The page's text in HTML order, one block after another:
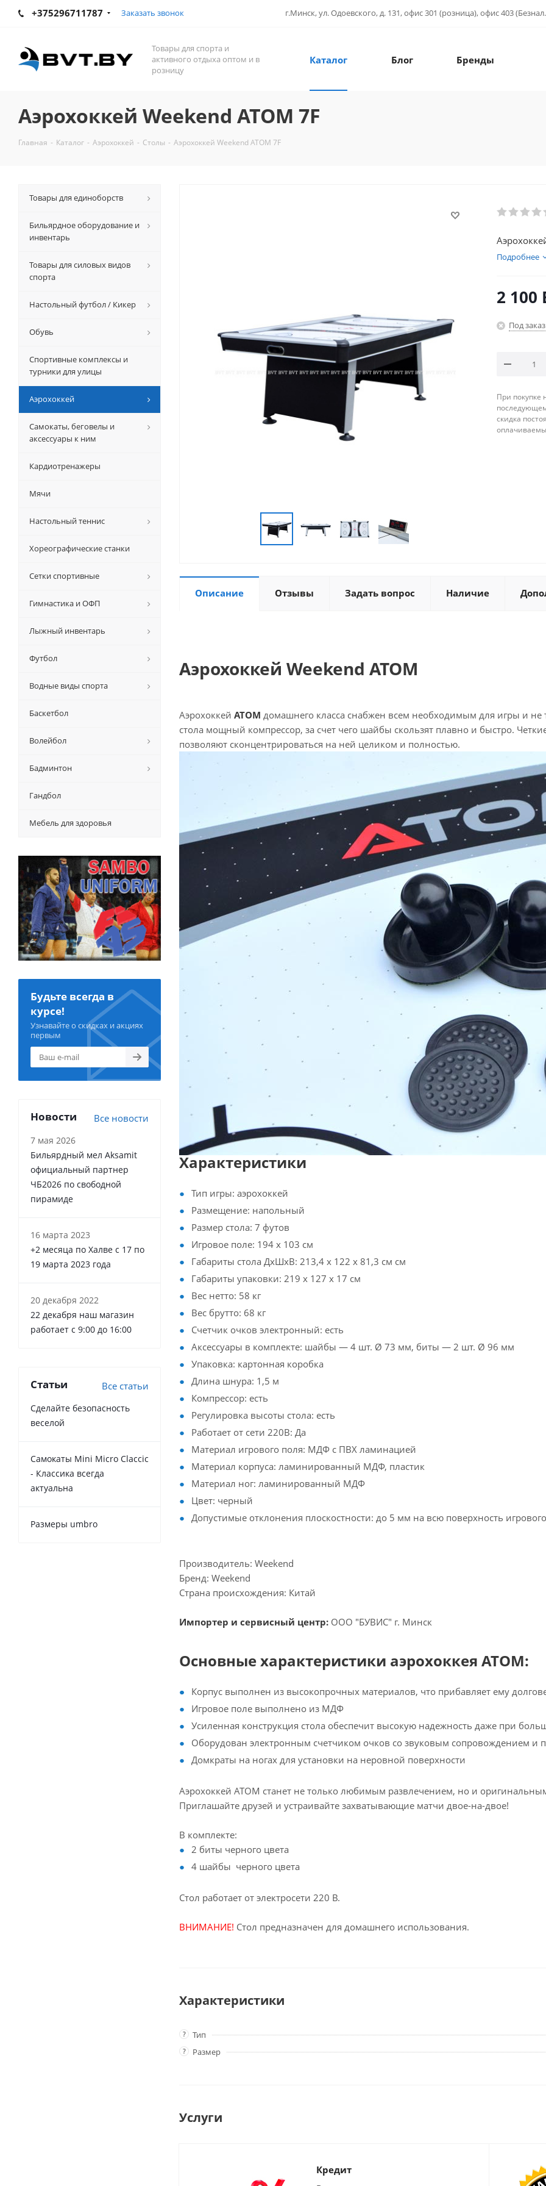
+375296711787 Заказать звонок г.Минск, ул. Одоевского, д. 131, офис 301 (розница), офис 403
Товары для спорта и
активного отдыха оптом и в
розницу
Каталог Блог Бренды
Аэрохоккей Weekend ATOM 7F
Главная - Каталог - Аэрохоккей - Столы - Аэрохоккей Weekend ATOM 7F
Подробнее
2 100
Под заказ
При покупке
скидка
Описание Отзывы Задать вопрос Наличие
Аэрохоккей Weekend ATOM
Аэрохоккей ATOM домашнего класса снабжен всем необходимым для игры и не
стола мощный компрессор, за счет чего шайбы скользят плавно и быстро.
позволяют сконцентрироваться на ней целиком и полностью.
Характеристики
Тип игры: аэрохоккей
Размещение: напольный
Размер стола: 7 футов
Игровое поле: 194 х 103 см
Габариты стола ДхШхВ: 213,4 х 122 х 81,3 см см
Габариты упаковки: 219 х 127 х 17 см
Вес нетто: 58 кг
Вес брутто: 68 кг
Счетчик очков электронный: есть
Аксессуары в комплекте: шайбы — 4 шт. Ø 73 мм, биты — 2 шт. Ø 96 мм
Упаковка: картонная коробка
Длина шнура: 1,5 м
Компрессор: есть
Регулировка высоты стола: есть
Работает от сети 220В: Да
Материал игрового поля: МДФ с ПВХ ламинацией
Материал корпуса: ламинированный МДФ, пластик
Материал ног: ламинированный МДФ
Цвет: черный
Допустимые отклонения плоскостности: до 5 мм на всю поверхность
Производитель: Weekend
Бренд: Weekend
Страна происхождения: Китай
Импортер и сервисный центр: ООО "БУВИС" г. Минск
Основные характеристики аэрохоккея АТОМ:
Корпус выполнен из высокопрочных материалов, что прибавляет ему
Игровое поле выполнено из МДФ
Усиленная конструкция стола обеспечит высокую надежность даже при
Оборудован электронным счетчиком очков со звуковым сопровождением и
Домкраты на ногах для установки на неровной поверхности
Аэрохоккей ATOM станет не только любимым развлечением, но и
Приглашайте друзей и устраивайте захватывающие матчи двое-на-двое!
В комплекте:
2 биты черного цвета
4 шайбы черного цвета
Стол работает от электросети 220 В.
ВНИМАНИЕ! Стол предназначен для домашнего использования.
Характеристики
? Тип
? Размер
Услуги
Кредит
Товары для единоборств
Бильярдное оборудование и
инвентарь
Товары для силовых видов
спорта
Настольный футбол / Кикер
Обувь
Спортивные комплексы и
турники для улицы
Аэрохоккей
Самокаты, беговелы и
аксессуары к ним
Кардиотренажеры
Мячи
Настольный теннис
Хореографические станки
Сетки спортивные
Гимнастика и ОФП
Лыжный инвентарь
Футбол
Водные виды спорта
Баскетбол
Волейбол
Бадминтон
Гандбол
Мебель для здоровья
Будьте всегда в
курсе!
Узнавайте о скидках и акциях
первым
Новости Все новости
7 мая 2026
Бильярдный мел Aksamit
официальный партнер
ЧБ2026 по свободной
пирамиде
16 марта 2023
+2 месяца по Халве с 17 по
19 марта 2023 года
20 декабря 2022
22 декабря наш магазин
работает с 9:00 до 16:00
Статьи Все статьи
Сделайте безопасность
веселой
Самокаты Mini Micro Claccic
- Классика всегда
актуальна
Размеры umbro